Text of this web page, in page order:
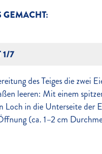
GEMACHT:
1/7
des Teiges die zwei
leeren: Mit einem
Loch in die Unterseite der
(ca. 1–2 cm